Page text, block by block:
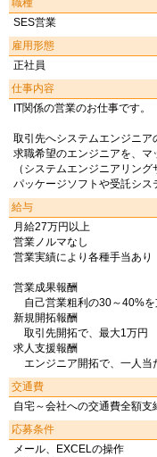
職種
SES営業
雇用形態
正社員
仕事内容
IT関係の営業のお仕事です。
取引先へシステムエンジニア
求職希望のエンジニアを、マ
（システムエンジニアリン
パッケージソフトや受託シス
給与
月給27万円以上
営業ノルマなし
営業実績により各種手当あり
営業成果報酬
自己営業粗利の30～40%を
新規開拓報酬
取引先開拓で、最大1万円
求人支援報酬
エンジニア開拓で、一人当
交通費
自宅～会社への交通費全額支
応募条件
メール、EXCELの操作